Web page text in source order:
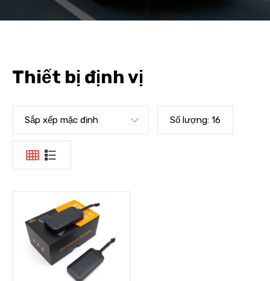
Thiết bị định vị
Sắp xếp mặc định Số lượng: 16